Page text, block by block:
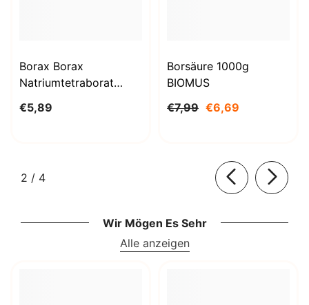
Borax Borax
Natriumtetraborat
STANLAB
€5,89
Borsäure 1000g
BIOMUS
€7,99 €6,69
2 / von
4
Wir Mögen Es Sehr
Alle anzeigen